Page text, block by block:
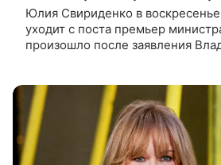
Юлия Свириденко в
уходит с поста премьер
произошло после заявления